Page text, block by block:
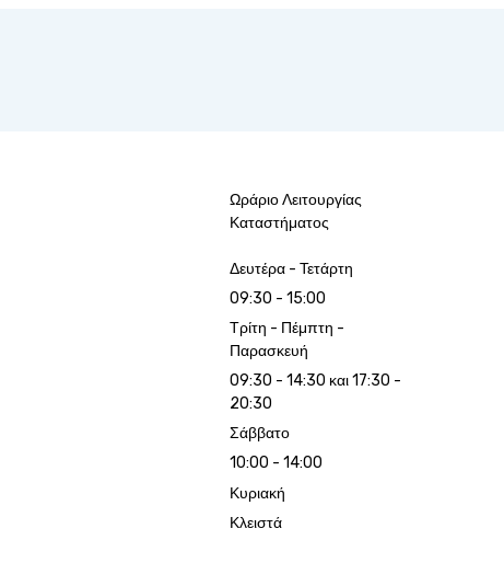
Ωράριο Λειτουργίας
Καταστήματος
Δευτέρα - Τετάρτη
09:30 - 15:00
Τρίτη - Πέμπτη -
Παρασκευή
09:30 - 14:30 και 17:30 -
20:30
Σάββατο
10:00 - 14:00
Κυριακή
Κλειστά